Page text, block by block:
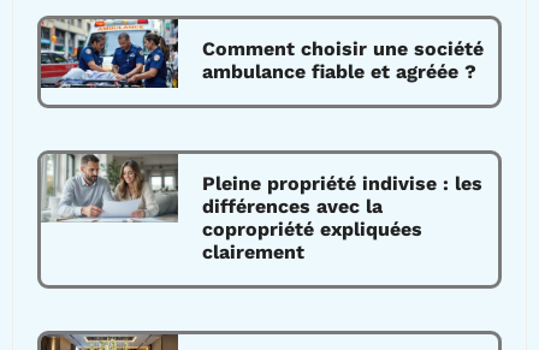
Comment choisir une société
ambulance fiable et agréée ?
Pleine propriété indivise : les
différences avec la
copropriété expliquées
clairement